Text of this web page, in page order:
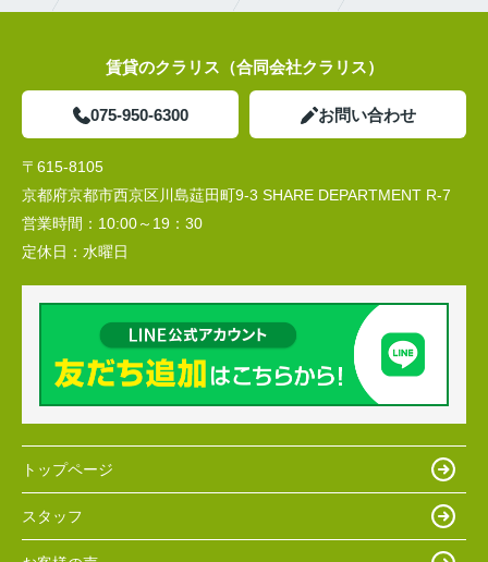
賃貸のクラリス（合同会社クラリス）
075-950-6300 お問い合わせ
〒615-8105
京都府京都市西京区川島莚田町9-3 SHARE DEPARTMENT R-7
営業時間： 10:00～19：30
定休日： 水曜日
トップページ
スタッフ